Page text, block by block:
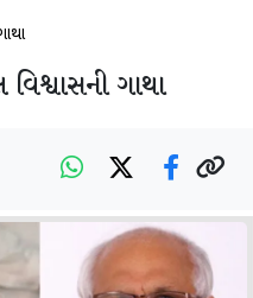
ગાથા